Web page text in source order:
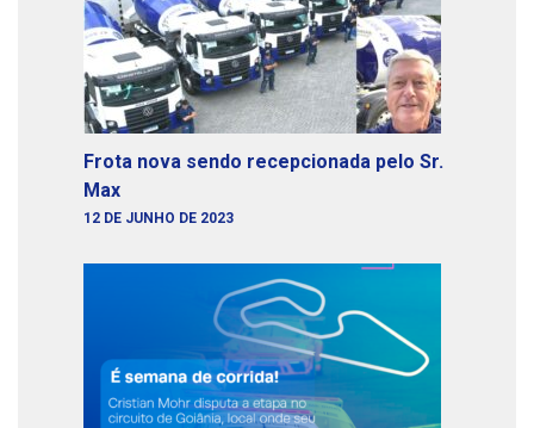
Frota nova sendo recepcionada pelo Sr.
Max
12 DE JUNHO DE 2023